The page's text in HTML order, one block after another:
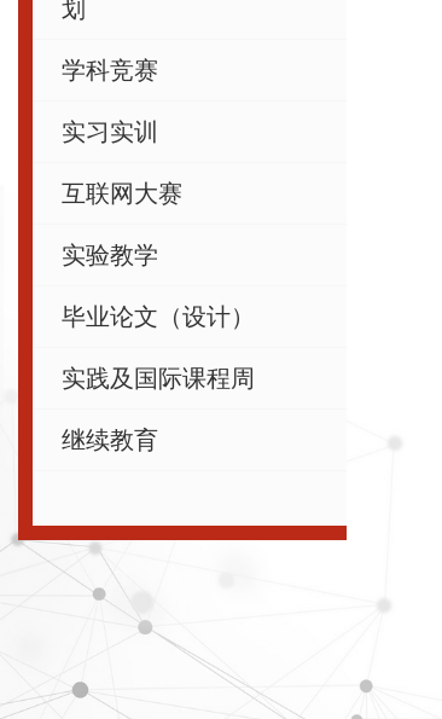
划
学科竞赛
实习实训
互联网大赛
实验教学
毕业论文（设计）
实践及国际课程周
继续教育